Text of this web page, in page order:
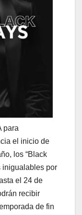
para
el inicio de
los “Black
inigualables por
el 24 de
recibir
de fin